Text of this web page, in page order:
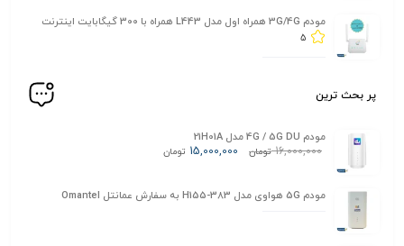
مودم 3G/4G همراه اول مدل L443 همراه با 300 گیگابایت اینترنت
5
پر بحث ترین
مودم 4G / 5G DU مدل 21H01A
16,000,000 تومان 15,000,000 تومان
مودم 5G هواوی مدل H155-383 به سفارش عمانتل Omantel